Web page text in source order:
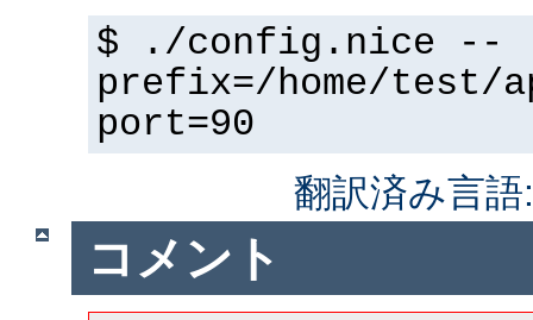
$ ./config.nice --
prefix=/home/test/
port=90
翻訳済み言
コメント